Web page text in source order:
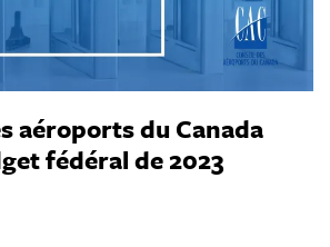
aéroports du Canada
fédéral de 2023